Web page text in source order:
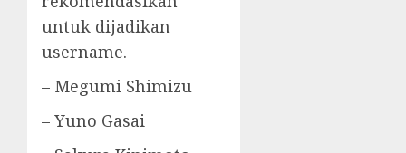
untuk dijadikan
username.
– Megumi Shimizu
– Yuno Gasai